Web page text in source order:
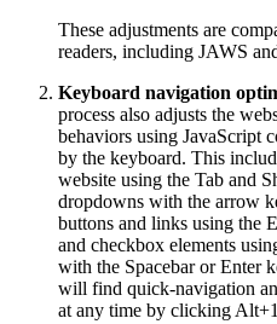
These adjustments are
readers, including JAWS
Keyboard navigation
process also adjusts the
behaviors using JavaScript
by the keyboard. This
website using the Tab and
dropdowns with the arrow
buttons and links using the
and checkbox elements
with the Spacebar or Enter
will find quick-navigation
at any time by clicking